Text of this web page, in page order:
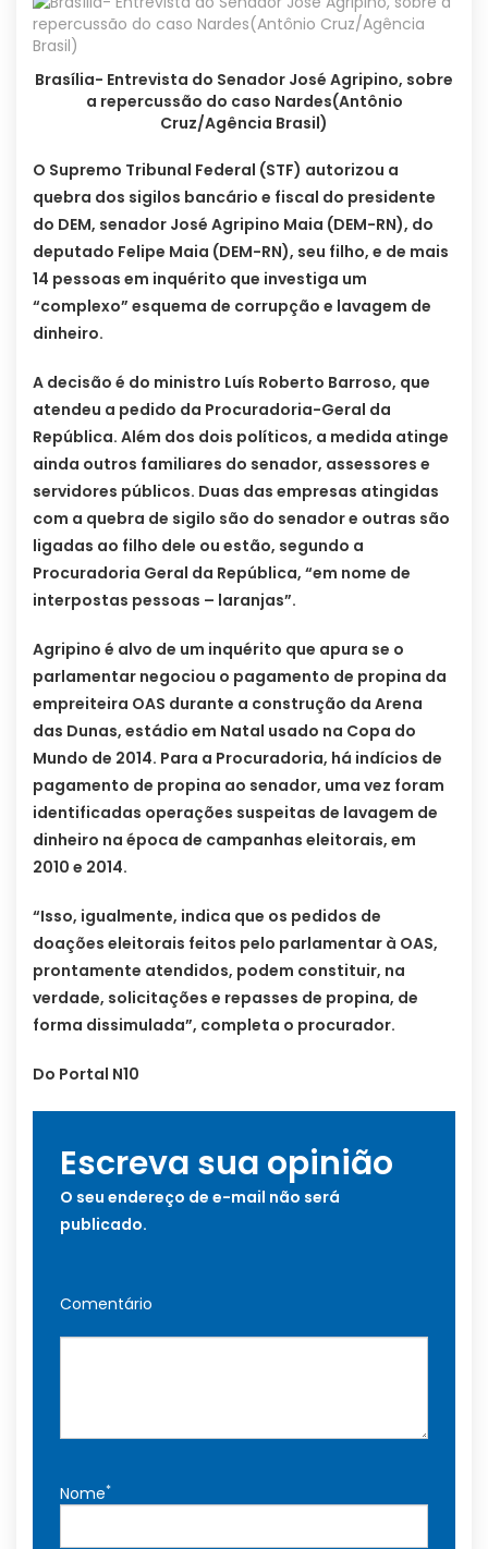
Brasília- Entrevista do Senador José Agripino, sobre
a repercussão do caso Nardes(Antônio
Cruz/Agência Brasil)
O Supremo Tribunal Federal (STF) autorizou a
quebra dos sigilos bancário e fiscal do presidente
do DEM, senador José Agripino Maia (DEM-RN), do
deputado Felipe Maia (DEM-RN), seu filho, e de mais
14 pessoas em inquérito que investiga um
“complexo” esquema de corrupção e lavagem de
dinheiro.
A decisão é do ministro Luís Roberto Barroso, que
atendeu a pedido da Procuradoria-Geral da
República. Além dos dois políticos, a medida atinge
ainda outros familiares do senador, assessores e
servidores públicos. Duas das empresas atingidas
com a quebra de sigilo são do senador e outras são
ligadas ao filho dele ou estão, segundo a
Procuradoria Geral da República, “em nome de
interpostas pessoas – laranjas”.
Agripino é alvo de um inquérito que apura se o
parlamentar negociou o pagamento de propina da
empreiteira OAS durante a construção da Arena
das Dunas, estádio em Natal usado na Copa do
Mundo de 2014. Para a Procuradoria, há indícios de
pagamento de propina ao senador, uma vez foram
identificadas operações suspeitas de lavagem de
dinheiro na época de campanhas eleitorais, em
2010 e 2014.
“Isso, igualmente, indica que os pedidos de
doações eleitorais feitos pelo parlamentar à OAS,
prontamente atendidos, podem constituir, na
verdade, solicitações e repasses de propina, de
forma dissimulada”, completa o procurador.
Do Portal N10
Escreva sua opinião
O seu endereço de e-mail não será
publicado.
Comentário
Nome*